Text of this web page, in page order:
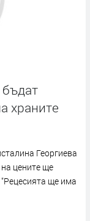
храните
Георгиева
цените ще
ще има